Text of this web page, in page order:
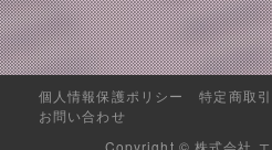
個人情報保護ポリシー 特定商取
お問い合わせ
Copyright © 株式会社